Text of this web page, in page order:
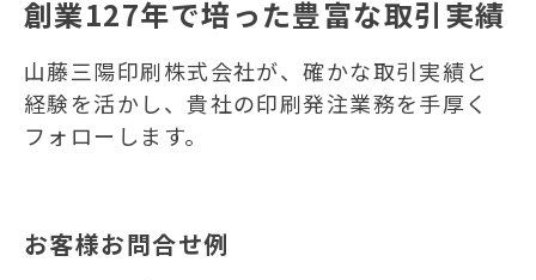
創業127年で培った豊富な取引実績
山藤三陽印刷株式会社が、確かな取引実績と
経験を活かし、貴社の印刷発注業務を手厚く
フォローします。
お客様お問合せ例